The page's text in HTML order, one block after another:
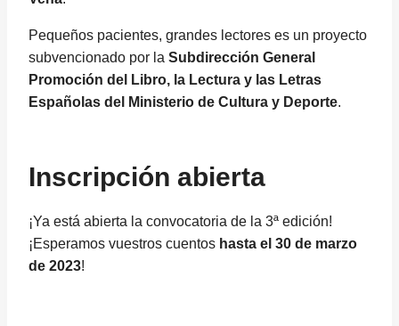
Pequeños pacientes, grandes lectores es un proyecto
subvencionado por la Subdirección General
Promoción del Libro, la Lectura y las Letras
Españolas del Ministerio de Cultura y Deporte.
Inscripción abierta
¡Ya está abierta la convocatoria de la 3ª edición!
¡Esperamos vuestros cuentos hasta el 30 de marzo
de 2023!